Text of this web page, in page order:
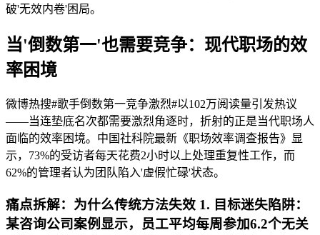
破'无效内卷'困局。
当'倒数第一'也需要竞争：现代职场的效
率困境
微博热搜#歌手倒数第一竞争激烈#以102万阅读量引发热议
——当连垫底名次都需要激烈角逐时，折射的正是当代职场人
面临的效率困境。中国社科院最新《职场效率调查报告》显
示，73%的受访者每天花费2小时以上处理重复性工作，而
62%的管理者认为团队陷入'虚假忙碌'状态。
痛点拆解：为什么传统方法失效 1. 目标迷失陷阱：
某咨询公司案例显示，员工平均每周参加6.2个无关